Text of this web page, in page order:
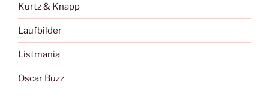
Kurtz & Knapp
Laufbilder
Listmania
Oscar Buzz